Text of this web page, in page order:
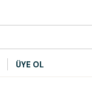
ÜYE OL